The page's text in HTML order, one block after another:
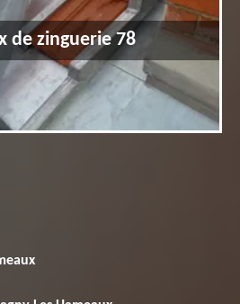
de zinguerie 78